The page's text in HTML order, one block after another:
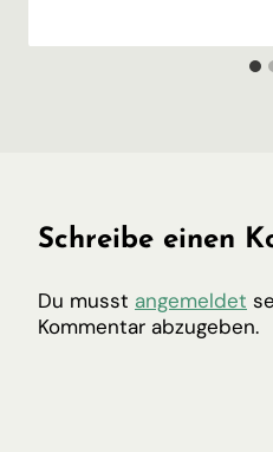
Schreibe einen
Du musst angemeldet
Kommentar abzugeben.